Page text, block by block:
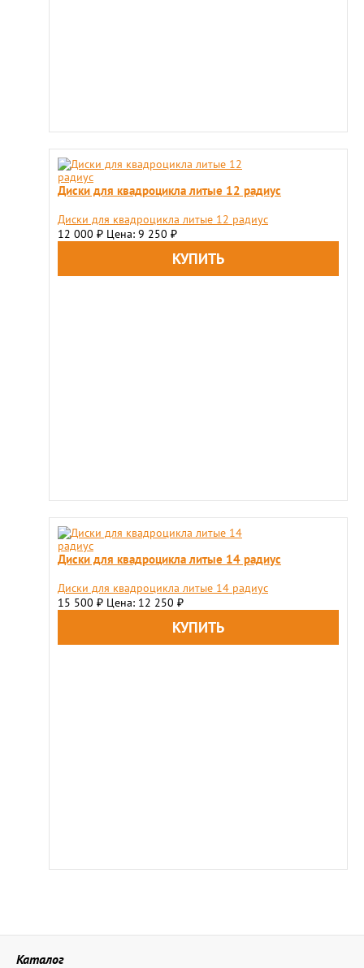
Диски для квадроцикла литые 12 радиус
Диски для квадроцикла литые 12 радиус
12 000 ₽ Цена: 9 250 ₽
Диски для квадроцикла литые 14 радиус
Диски для квадроцикла литые 14 радиус
15 500 ₽ Цена: 12 250 ₽
Каталог